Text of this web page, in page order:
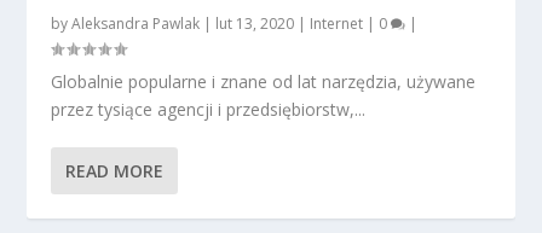
byAleksandra Pawlak | lut 13, 2020 | Internet | 0 |
Globalnie popularne i znane od lat narzędzia, używane
przez tysiące agencji i przedsiębiorstw,...
READ MORE